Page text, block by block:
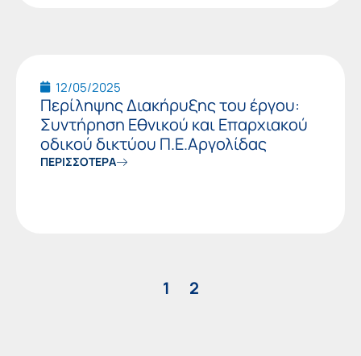
12/05/2025
Περίληψης Διακήρυξης του έργου:
Συντήρηση Εθνικού και Επαρχιακού
οδικού δικτύου Π.Ε.Αργολίδας
ΠΕΡΙΣΣΟΤΕΡΑ
1 2